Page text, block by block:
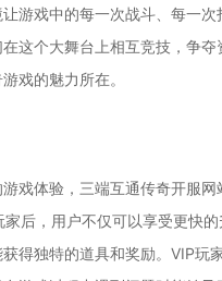
游戏中的每一次战斗、每一次
这个大舞台上相互竞技，争夺
戏的魅力所在。
戏体验，三端互通传奇开服
家后，用户不仅可以享受更快
得独特的道具和奖励。VIP玩